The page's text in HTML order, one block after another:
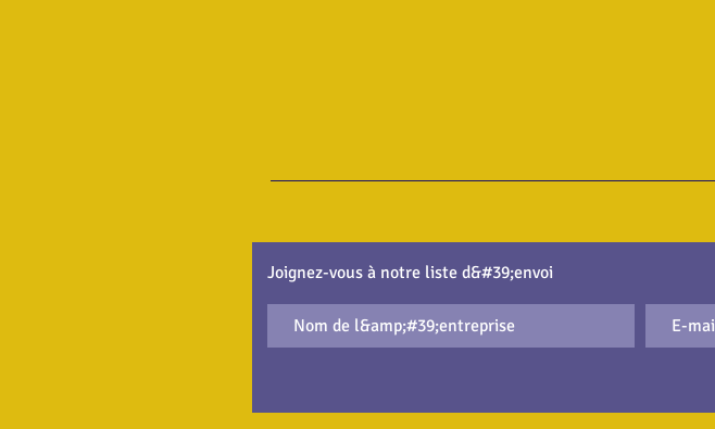
Joignez-vous à notre liste d&#39;envoi